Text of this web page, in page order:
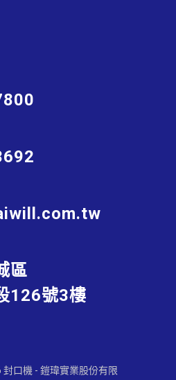
區
126號3樓
口機 - 鎧瑋實業股份有限